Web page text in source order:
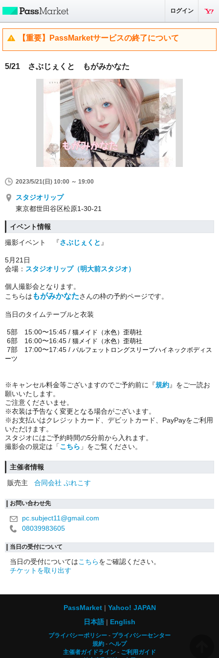
ログイン
【重要】PassMarketサービスの終了について
5/21 さぶじぇくと もがみかなた
2023/5/21(日) 10:00 ～ 19:00
スタジオリップ
東京都世田谷区松原1-30-21
イベント情報
撮影イベント 『さぶじぇくと 』
5月21日
会場： スタジオリップ（明大前スタジオ）
個人撮影会となります。
こちらは もがみかなたさんの枠の予約ページです。
当日のタイムテーブルと衣装
5部 15:00〜15:45 / 猫メイド（水色）歪萌社
6部 16:00〜16:45 / 猫メイド（水色）歪萌社
7部 17:00〜17:45 / パルフェット ロングスリーブハイネックボディス
ーツ
※キャンセル料金等ございますのでご予約前に『規約』をご一読お
願いいたします。
ご注意くださいませ。
※衣装は予告なく変更となる場合がございます。
※お支払いはクレジットカード、デビットカード、PayPayをご利用
いただけます。
スタジオにはご予約時間の5分前から入れます。
撮影会の規定は「こちら 」をご覧ください。
主催者情報
販売主
合同会社 ぷれこす
お問い合わせ先
pc.subject11@gmail.com
08039983605
当日の受付について
当日の受付についてはこちらをご確認ください。
チケットを取り出す
PassMarket
Yahoo! JAPAN
日本語
English
プライバシーポリシー
プライバシーセンター
規約
ヘルプ
主催者ガイドライン
ご利用ガイド